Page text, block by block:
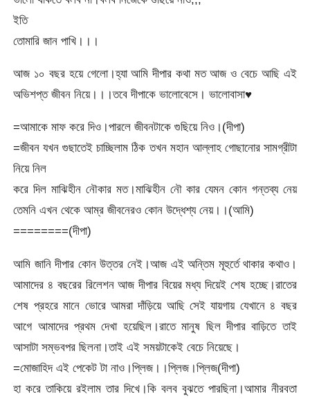
ইতি
তোমারি জান পাখি।।।
আজ ১০ বছর হয়ে গেলো।হ্যা আমি দীপার কথা মত আজ ও বেচে আছি এই
অভিশপ্ত জীবন নিয়ে।।।তবে দীপাকে ভালোবেসে। ভালোবাসা♥
=আমাকে মাফ করে দিও।পারলে জীবনটাকে গুছিয়ে নিও।(দীপা)
=জীবন যখন গুছাতেই চাচ্ছিলাম ঠিক তখন মহান আল্লাহ গোছানোর সামগ্রীটা
নিয়ে নিল
করে দিল মাঝিহীন নৌকার মত।মাঝিহীন নৌ কার যেমন কোন গন্তব্য নেয়
তেমনি এখন থেকে আম্র জীবনেরও কোন উদ্ধেশ্য নেয়।।(আমি)
========(দীপা)
আমি জানি দীপার কোন উত্তর নেই।আজ এই অন্তিম মূহুর্তে থাকার কথাও।
আমাদের ৪ বছরের রিলেশন আজ দীপার বিয়ের মধ্য দিয়েই শেষ হচ্ছে।রাতের
শেষ প্রহরে মানে ভোরে আমরা দাঁড়িয়ে আছি সেই যায়গায় যেখানে ৪ বছর
আগে আমাদের প্রথম দেখা হয়েছিল।রাতে মানুষ ছিল দীপার বাড়িতে তাই
আসাটা সম্ভবপর ছিলনা।তাই এই সময়টাকেই বেচে নিয়েছে।
=মোজাহিদ এই পেকেট টা নাও।প্লিজ।।প্লিজ।প্লিজ(দীপা)
হা করে তাকিয়ে রইলাম তার দিখে।কি বলব বুঝতে পারছিনা।আমার নীরবতা